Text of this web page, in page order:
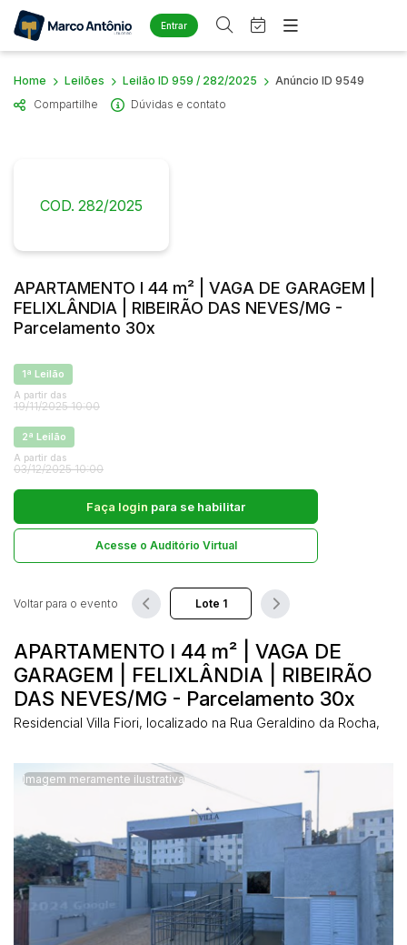
Entrar
Criar conta Entrar
Site
Busca por categoria
Combustível
Imóveis
Apartamento
Apartamentos
Casa
Hotel
Imovel
Lote/Trreno
Ponto Comercial
Prédio Comercial
Terreno
Vaga de Garagem
Veículos
Caminhões
Carro
Busca por palavra-chave
Bairro Comitente
Faixa de valor
R$
Home
Home Leilões Leilão ID 959 / 282/2025
Anúncio ID 9549
Compartilhe
Dúvidas e contato
COD. 282/2025
APARTAMENTO I 44 m² | VAGA DE GARAGEM |
FELIXLÂNDIA | RIBEIRÃO DAS NEVES/MG -
Parcelamento 30x
1ª Leilão
A partir das
19/11/2025 10:00
2ª Leilão
A partir das
03/12/2025 10:00
Faça login para se habilitar
Acesse o Auditório Virtual
APARTAMENTO I 44 m² | VAGA DE
GARAGEM | FELIXLÂNDIA | RIBEIRÃO
DAS NEVES/MG - Parcelamento 30x
Residencial Villa Fiori, localizado na Rua Geraldino da Rocha,
Voltar para o evento
Imagem meramente ilustrativa